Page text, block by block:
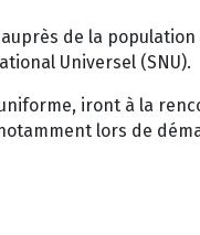
de la
Universel (SNU).
iront à la
lors de